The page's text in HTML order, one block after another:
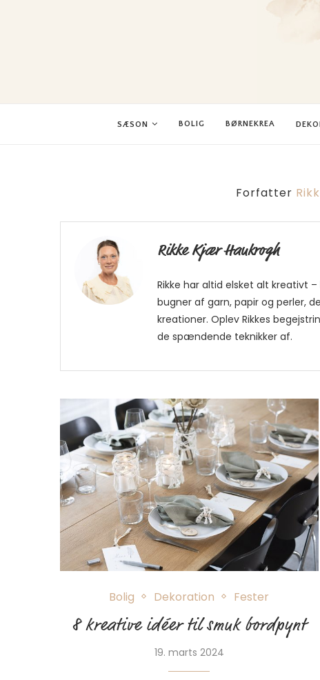
SÆSON BOLIG BØRNEKREA
Forfatter
Rikke Kjær Haukrogh
Rikke har altid elsket alt kreativt
bugner af garn, papir og perler,
kreationer. Oplev Rikkes
de spændende teknikker af.
Bolig Dekoration Fester
8 kreative idéer til smuk bordpynt
19. marts 2024